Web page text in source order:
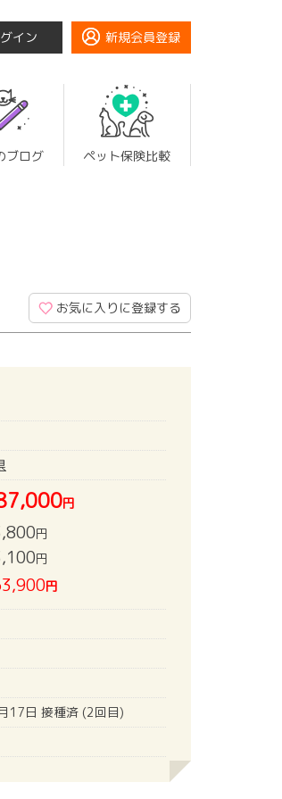
イン 新規会員登録
ブログ ペット保険比較
お気に入りに登録する
円
円
円
円
17日 接種済 (2回目)